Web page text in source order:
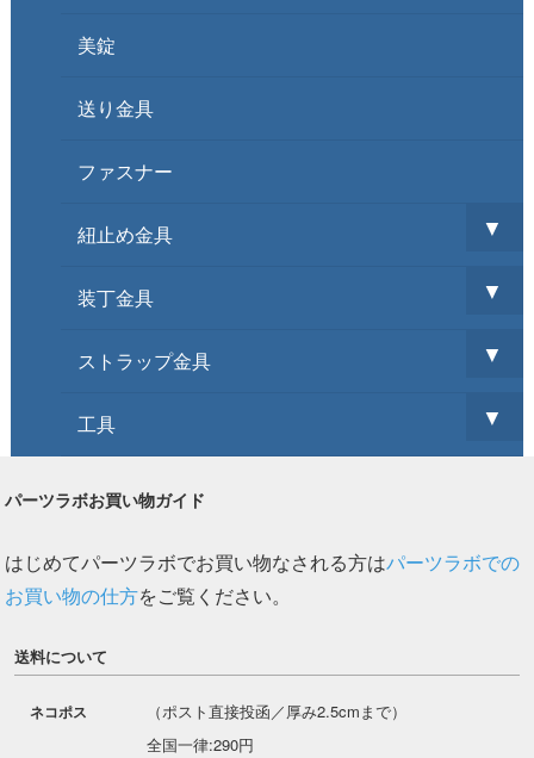
美錠
送り金具
ファスナー
紐止め金具 ▼
装丁金具 ▼
ストラップ金具 ▼
工具 ▼
パーツラボお買い物ガイド
はじめてパーツラボでお買い物なされる方はパーツラボでの
お買い物の仕方をご覧ください。
送料について
ネコポス
（ポスト直接投函／厚み2.5cmまで）
全国一律:290円